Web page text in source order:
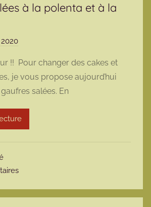
à la polenta et à la
r
m
a
r
m
e
!! Pour changer des cakes et
je vous propose aujourd’hui
salées. En